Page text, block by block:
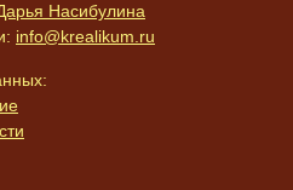
Насибулина
info@krealikum.ru